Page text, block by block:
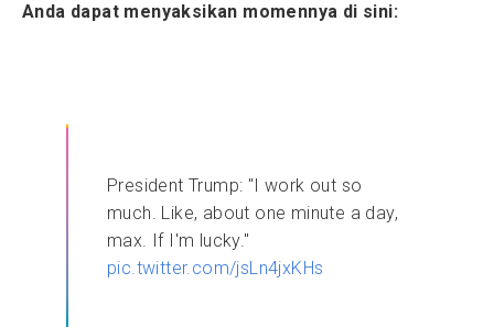
Anda dapat menyaksikan momennya di sini:
President Trump: "I work out so
much. Like, about one minute a day,
max. If I'm lucky."
pic.twitter.com/jsLn4jxKHs